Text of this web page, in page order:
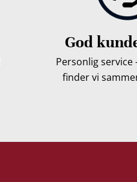
God
Personlig service
finder vi